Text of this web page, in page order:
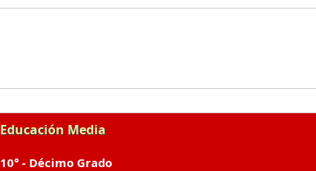
Educación Media
10° - Décimo Grado